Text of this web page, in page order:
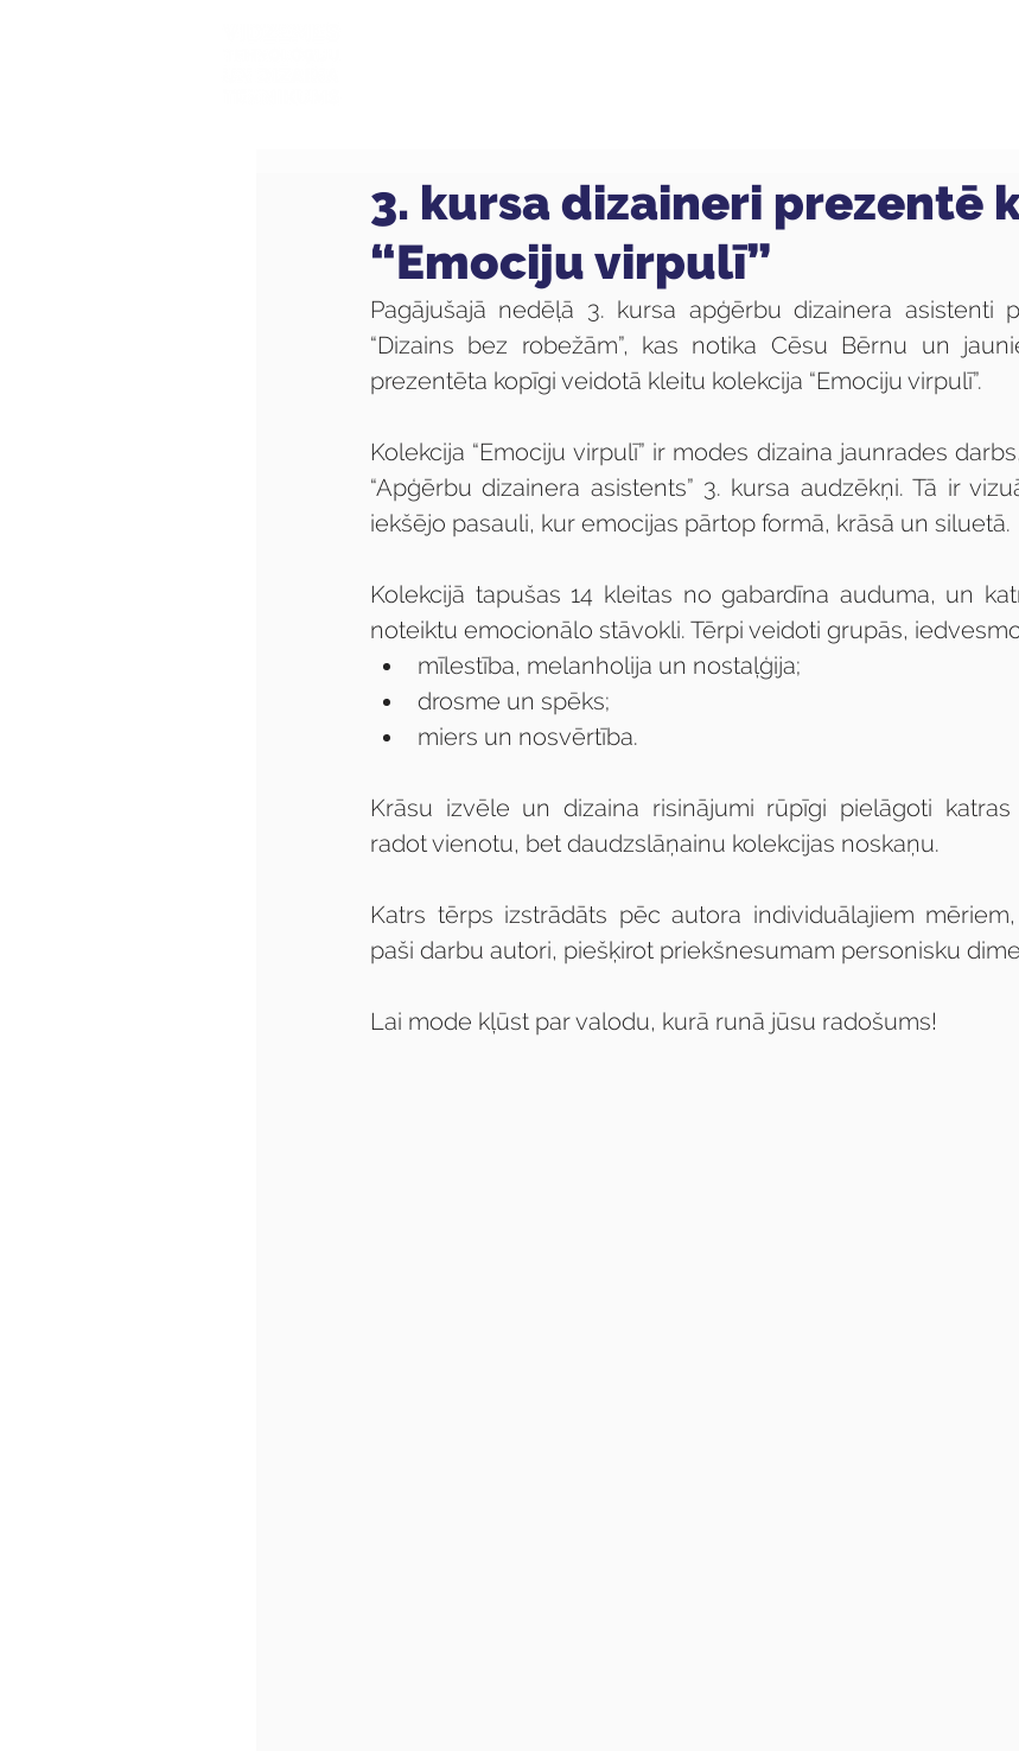
3. kursa dizaineri prezentē
“Emociju virpulī”
Pagājušajā nedēļā 3. kursa apģērbu dizainera asistenti
“Dizains bez robežām”, kas notika Cēsu Bērnu un
prezentēta kopīgi veidotā kleitu kolekcija “Emociju virpulī”.
Kolekcija “Emociju virpulī” ir modes dizaina jaunrades
“Apģērbu dizainera asistents” 3. kursa audzēkņi. Tā ir
iekšējo pasauli, kur emocijas pārtop formā, krāsā un siluetā.
Kolekcijā tapušas 14 kleitas no gabardīna auduma, un
noteiktu emocionālo stāvokli. Tērpi veidoti grupās,
mīlestība, melanholija un nostaļģija;
drosme un spēks;
miers un nosvērtība.
Krāsu izvēle un dizaina risinājumi rūpīgi pielāgoti katras
radot vienotu, bet daudzslāņainu kolekcijas noskaņu.
Katrs tērps izstrādāts pēc autora individuālajiem
paši darbu autori, piešķirot priekšnesumam personisku
Lai mode kļūst par valodu, kurā runā jūsu radošums!